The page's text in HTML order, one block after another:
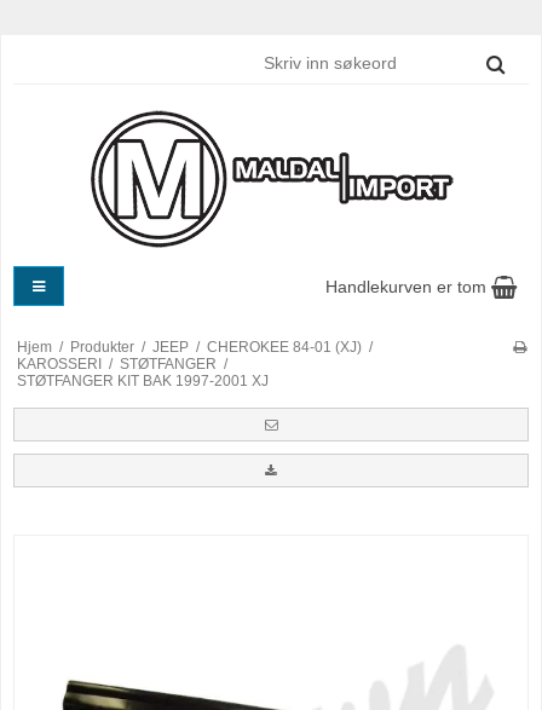
Handlekurven er tom
Hjem / Produkter / JEEP / CHEROKEE 84-01 (XJ) /
KAROSSERI
/ STØTFANGER /
STØTFANGER KIT BAK 1997-2001 XJ